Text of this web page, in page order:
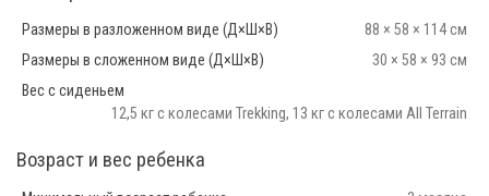
Размеры в разложенном виде (Д×Ш×В)
88 × 58 × 114 см
Размеры в сложенном виде (Д×Ш×В)
30 × 58 × 93 см
Вес с сиденьем
12,5 кг с колесами Trekking, 13 кг с колесами All Terrain
Возраст и вес ребенка